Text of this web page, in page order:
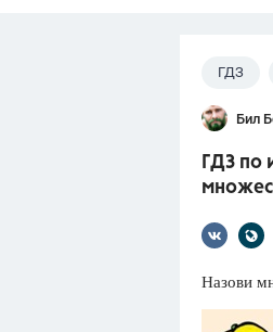
Популярные темы
ГДЗ
ОГЭ
ФИПИ
ответов
ГДЗ
Бил
ГДЗ по
Назови